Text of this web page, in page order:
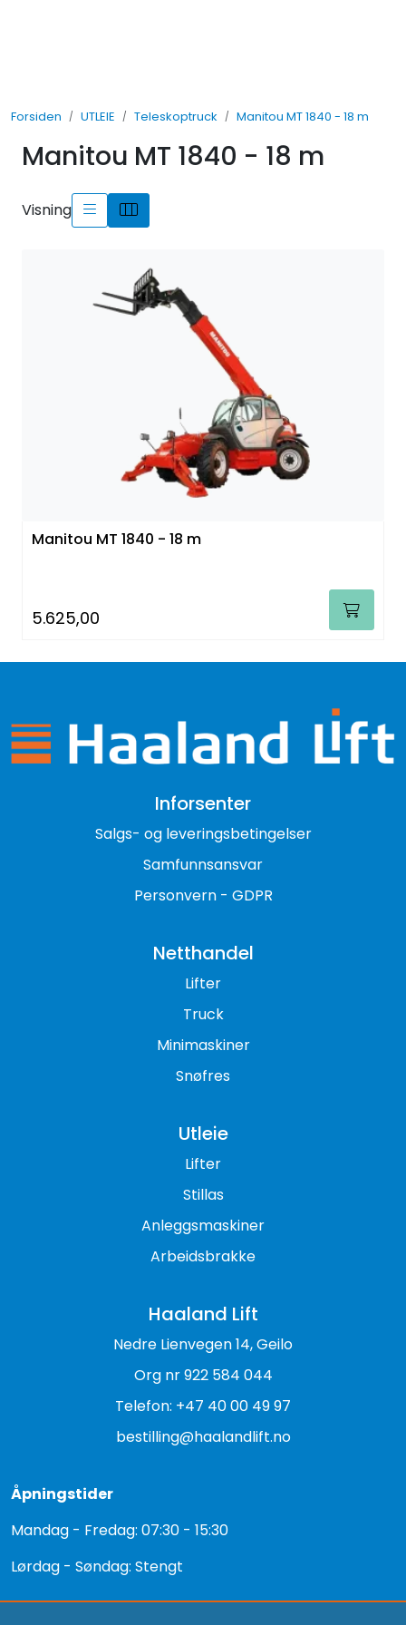
Forsiden UTLEIE Teleskoptruck Manitou MT 1840 - 18 m
Manitou MT 1840 - 18 m
Visning
Manitou MT 1840 - 18 m
5.625,00
Inforsenter
Salgs- og leveringsbetingelser
Samfunnsansvar
Personvern - GDPR
Netthandel
Lifter
Truck
Minimaskiner
Snøfres
Utleie
Lifter
Stillas
Anleggsmaskiner
Arbeidsbrakke
Haaland Lift
Nedre Lienvegen 14, Geilo
Org nr 922 584 044
Telefon: +47 40 00 49 97
bestilling@haalandlift.no
Åpningstider
Mandag - Fredag: 07:30 - 15:30
Lørdag - Søndag: Stengt
SALG
AVDELINGER